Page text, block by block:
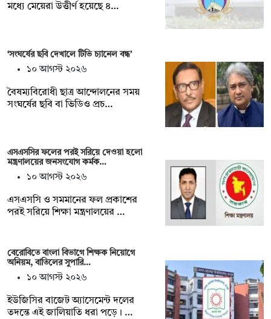
মধ্যে মেয়েরা উত্তীর্ণ হয়েছে ৪…
‘সংঘর্ষের ছবি দেখালে টিভি চ্যানেল বন্ধ’
১০ আগস্ট ২০২৬
বৈষম্যবিরোধী ছাত্র আন্দোলনের সময়
সংঘর্ষের ছবি বা ভিডিও প্রচ…
এসএসসির ফলের পরই সরিয়ে দেওয়া হলো
মন্ত্রণালয়ের জনসংযোগ কর্মক…
১০ আগস্ট ২০২৬
এসএসসি ও সমমানের ফল প্রকাশের
পরই সরিয়ে শিক্ষা মন্ত্রণালয়ের …
বেরোবিতে বাংলা বিভাগে শিক্ষক নিয়োগে
অনিয়ম, বাতিলের সুপারি…
১০ আগস্ট ২০২৬
ইউজিসির বাজেট অ্যাসেমেন্ট দলের
তদন্তে এই জালিয়াতি ধরা পড়ে। …